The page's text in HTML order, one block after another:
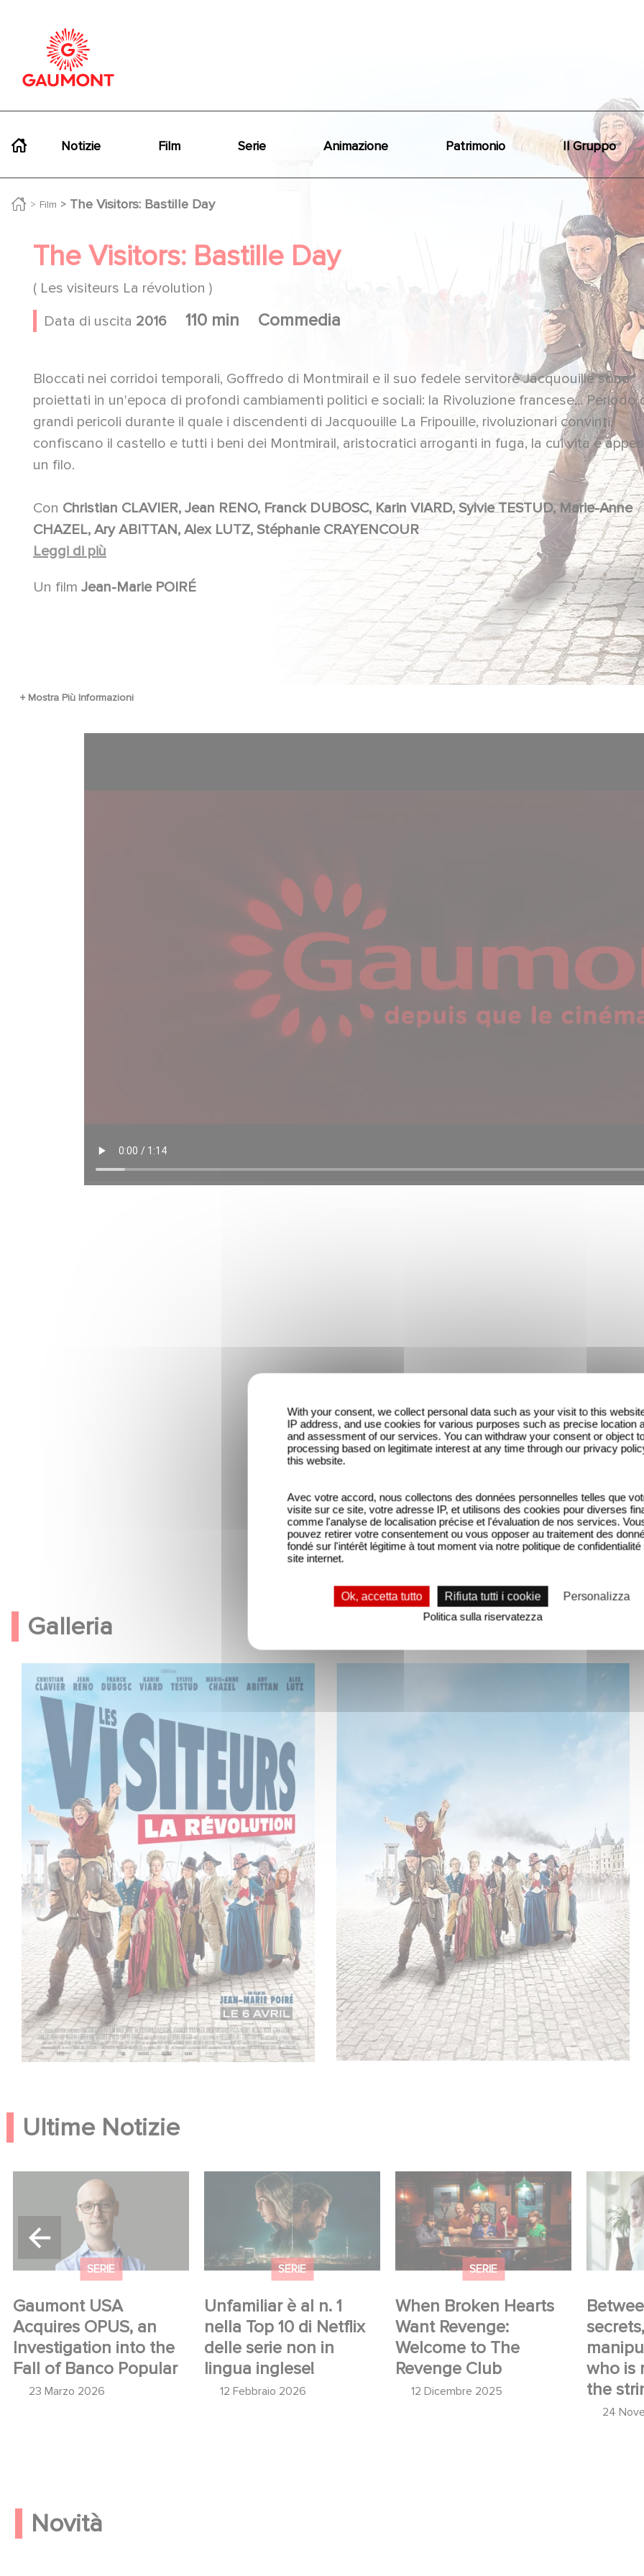
Notizie Film Serie Animazione Patrimonio Il Gruppo
Film The Visitors: Bastille Day
The Visitors: Bastille Day
( Les visiteurs La révolution )
Data di uscita 2016 110 min Commedia
Bloccati nei corridoi temporali, Goffredo di Montmirail e il suo fedele servitore Jacquouille sono
proiettati in un'epoca di profondi cambiamenti politici e sociali: la Rivoluzione francese... Periodo
grandi pericoli durante il quale i discendenti di Jacquouille La Fripouille, rivoluzionari convinti,
confiscano il castello e tutti i beni dei Montmirail, aristocratici arroganti in fuga, la cui vita è
un filo.
Con
CHAZEL, Ary ABITTAN, Alex LUTZ, Stéphanie CRAYENCOUR
Leggi di più
Un film Jean-Marie POIRÉ
Fichier vidéo
LES VISITEURS - LA
bande-annonce
Galleria
Ultime Notizie
SERIE
Gaumont USA
Acquires OPUS, an
Investigation into the
Fall of Banco Popular
23 Marzo 2026
Gaumont USA Acquires
OPUS, an Investigation into
the Fall of Banco Popular
SERIE
Unfamiliar è al n. 1
nella Top 10 di Netflix
delle serie non in
lingua inglese!
12 Febbraio 2026
Unfamiliar è al n. 1 nella Top
10 di Netflix delle serie non
in lingua inglese!
SERIE
When Broken Hearts
Want Revenge:
Welcome to The
Revenge Club
12 Dicembre 2025
When Broken Hearts Want
Revenge: Welcome to The
Revenge Club
who is
the
24
and
who is
strings.
Novità
With your consent, we collect personal data such as your visit to this
IP address, and use cookies for various purposes such as precise location
and assessment of our services. You can withdraw your consent or object
processing based on legitimate interest at any time through our privacy
this website.
Avec votre accord, nous collectons des données personnelles telles que
visite sur ce site, votre adresse IP, et utilisons des cookies pour diverses
comme l'analyse de localisation précise et l'évaluation de nos services.
pouvez retirer votre consentement ou vous opposer au traitement des
fondé sur l'intérêt légitime à tout moment via notre politique de
site internet.
Ok, accetta tutto Rifiuta tutti i cookie
Personalizza
Politica sulla riservatezza